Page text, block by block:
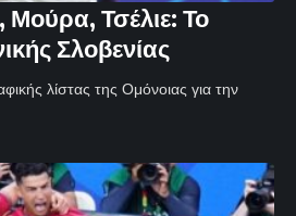
Μούρα, Τσέλιε: Το
Σλοβενίας
λίστας της Ομόνοιας για την